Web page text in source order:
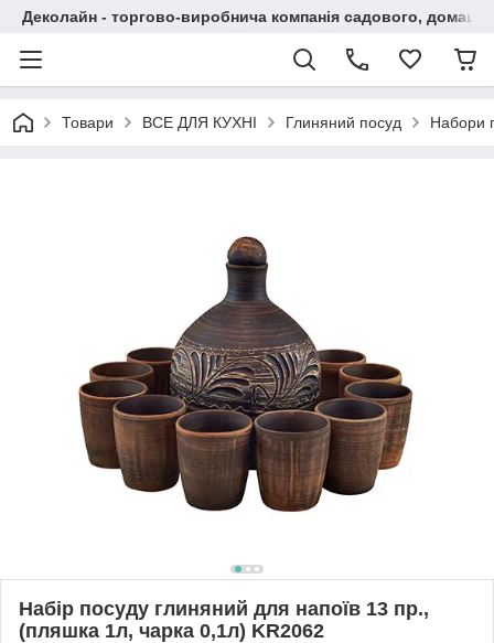
Деколайн - торгово-виробнича компанія садового,
Товари ВСЕ ДЛЯ КУХНІ Глиняний посуд Набори
Набір посуду глиняний для напоїв 13 пр.,
(пляшка 1л, чарка 0,1л) KR2062